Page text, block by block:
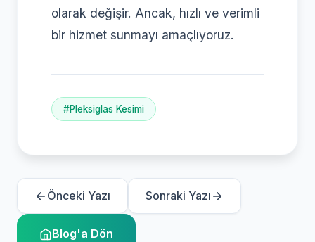
olarak değişir. Ancak, hızlı ve verimli
bir hizmet sunmayı amaçlıyoruz.
#Pleksiglas Kesimi
Önceki Yazı Sonraki Yazı
Blog'a Dön